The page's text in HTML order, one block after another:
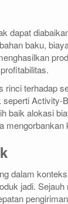
dapat
baku,
terhadap
Activity-
baik alokasi
mengorbankan
dalam
jadi.